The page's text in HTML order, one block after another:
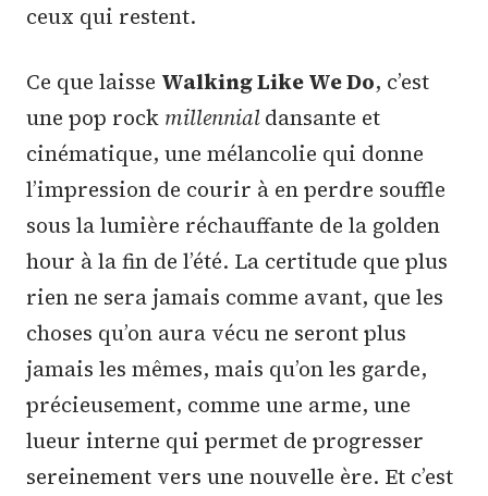
ceux qui restent.
Ce que laisse Walking Like We Do, c’est
une pop rock millennialdansante et
cinématique, une mélancolie qui donne
l’impression de courir à en perdre souffle
sous la lumière réchauffante de la golden
hour à la fin de l’été. La certitude que plus
rien ne sera jamais comme avant, que les
choses qu’on aura vécu ne seront plus
jamais les mêmes, mais qu’on les garde,
précieusement, comme une arme, une
lueur interne qui permet de progresser
sereinement vers une nouvelle ère. Et c’est